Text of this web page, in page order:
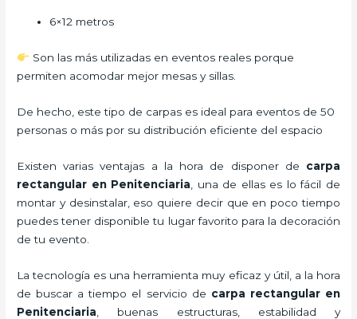
6×12 metros
Son las más utilizadas en eventos reales porque
permiten acomodar mejor mesas y sillas.
De hecho, este tipo de carpas es ideal para eventos de 50
personas o más por su distribución eficiente del espacio
Existen varias ventajas a la hora de disponer de carpa
rectangular en Penitenciaria , una de ellas es lo fácil de
montar y desinstalar, eso quiere decir que en poco tiempo
puedes tener disponible tu lugar favorito para la decoración
de tu evento.
La tecnología es una herramienta muy eficaz y útil, a la hora
de buscar a tiempo el servicio de carpa rectangularen
Penitenciaria , buenas estructuras, estabilidad y